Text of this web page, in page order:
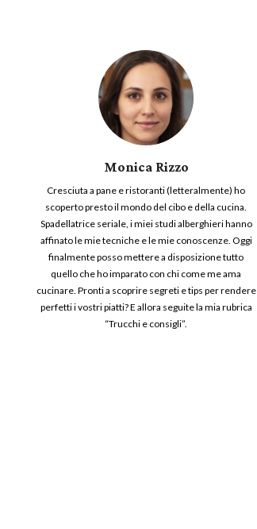
Monica Rizzo
Cresciuta a pane e ristoranti (letteralmente) ho
scoperto presto il mondo del cibo e della cucina.
Spadellatrice seriale, i miei studi alberghieri hanno
affinato le mie tecniche e le mie conoscenze. Oggi
finalmente posso mettere a disposizione tutto
quello che ho imparato con chi come me ama
cucinare. Pronti a scoprire segreti e tips per rendere
perfetti i vostri piatti? E allora seguite la mia rubrica
“Trucchi e consigli”.